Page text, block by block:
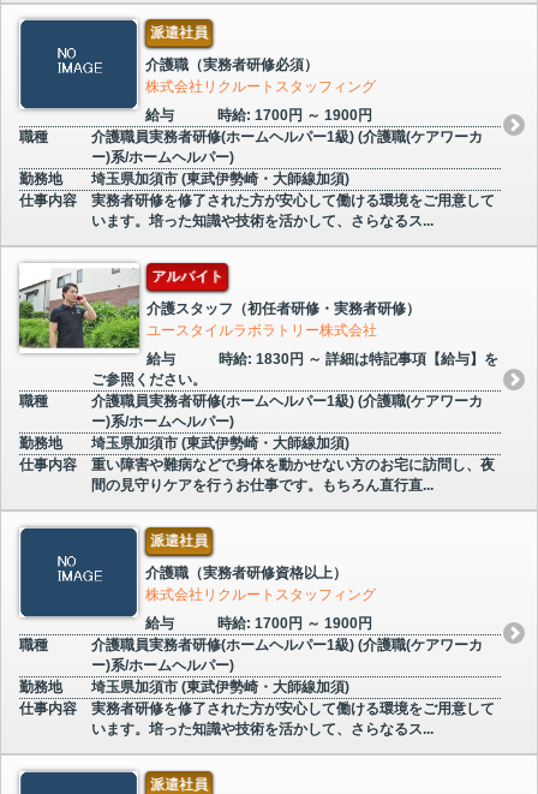
派遣社員
介護職（実務者研修必須）
株式会社リクルートスタッフィング
給与
時給: 1700円 ～ 1900円
職種
介護職員実務者研修(ホームヘルパー1級) (介護職(ケアワーカ
ー)系/ホームヘルパー)
勤務地
埼玉県加須市 (東武伊勢崎・大師線加須)
仕事内容
実務者研修を修了された方が安心して働ける環境をご用意して
います。培った知識や技術を活かして、さらなるス...
アルバイト
介護スタッフ（初任者研修・実務者研修）
ユースタイルラボラトリー株式会社
給与
時給: 1830円 ～ 詳細は特記事項【給与】を
ご参照ください。
職種
介護職員実務者研修(ホームヘルパー1級) (介護職(ケアワーカ
ー)系/ホームヘルパー)
勤務地
埼玉県加須市 (東武伊勢崎・大師線加須)
仕事内容
重い障害や難病などで身体を動かせない方のお宅に訪問し、夜
間の見守りケアを行うお仕事です。もちろん直行直...
派遣社員
介護職（実務者研修資格以上）
株式会社リクルートスタッフィング
給与
時給: 1700円 ～ 1900円
職種
介護職員実務者研修(ホームヘルパー1級) (介護職(ケアワーカ
ー)系/ホームヘルパー)
勤務地
埼玉県加須市 (東武伊勢崎・大師線加須)
仕事内容
実務者研修を修了された方が安心して働ける環境をご用意して
います。培った知識や技術を活かして、さらなるス...
派遣社員